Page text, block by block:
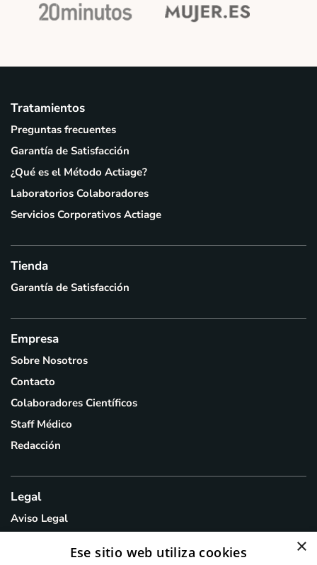
Tratamientos
Preguntas frecuentes
Garantía de Satisfacción
¿Qué es el Método Actiage?
Laboratorios Colaboradores
Servicios Corporativos Actiage
Tienda
Garantía de Satisfacción
Empresa
Sobre Nosotros
Contacto
Colaboradores Científicos
Staff Médico
Redacción
Legal
Aviso Legal
Política de Cookies
×
Ese sitio web utiliza cookies